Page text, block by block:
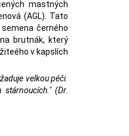
mastných
(AGL). Tato
černého
brutnák, který
v kapslích
velkou péči.
(Dr.